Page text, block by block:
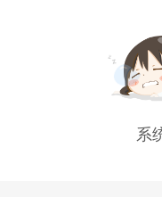
系